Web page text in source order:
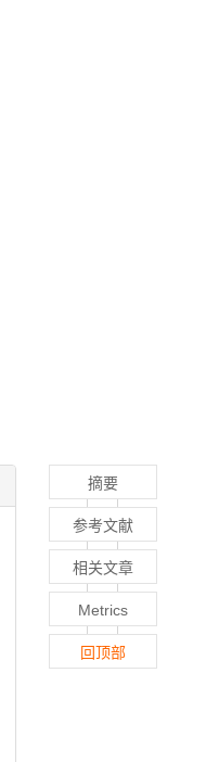
摘要
参考文献
相关文章
Metrics
回顶部